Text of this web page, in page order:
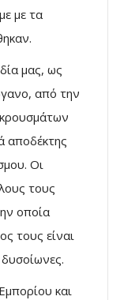
με τα
μας, ως
από την
αποδέκτης
Οι
τους
οποία
τους είναι
δυσοίωνες.
και